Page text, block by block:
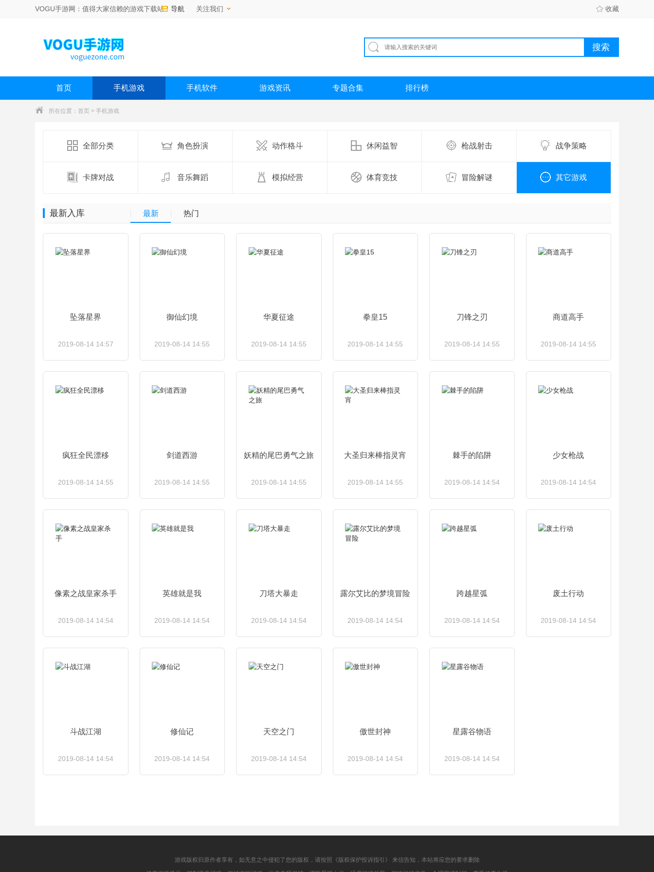
VOGU手游网：值得大家信赖的游戏下载站！ 导航 关注我们 收藏
首页 手机游戏 手机软件 游戏资讯 专题合集 排行榜
所在位置： 首页 > 手机游戏
全部分类 角色扮演 动作格斗 休闲益智 枪战射击 战争策略
卡牌对战 音乐舞蹈 模拟经营 体育竞技 冒险解谜 其它游戏
最新入库 最新 热门
坠落星界
2019-08-14 14:57
查看详情
御仙幻境
2019-08-14 14:55
查看详情
华夏征途
2019-08-14 14:55
查看详情
拳皇15
2019-08-14 14:55
查看详情
刀锋之刃
2019-08-14 14:55
查看详情
商道高手
2019-08-14 14:55
查看详情
疯狂全民漂移
2019-08-14 14:55
查看详情
剑道西游
2019-08-14 14:55
查看详情
妖精的尾巴勇气之旅
2019-08-14 14:55
查看详情
大圣归来棒指灵宵
2019-08-14 14:55
查看详情
棘手的陷阱
2019-08-14 14:54
查看详情
少女枪战
2019-08-14 14:54
查看详情
像素之战皇家杀手
2019-08-14 14:54
查看详情
英雄就是我
2019-08-14 14:54
查看详情
刀塔大暴走
2019-08-14 14:54
查看详情
露尔艾比的梦境冒险
2019-08-14 14:54
查看详情
跨越星弧
2019-08-14 14:54
查看详情
废土行动
2019-08-14 14:54
斗战江湖
2019-08-14 14:54
修仙记
2019-08-14 14:54
天空之门
2019-08-14 14:54
傲世封神
2019-08-14 14:54
星露谷物语
2019-08-14 14:54
游戏版权归原作者享有，如无意之中侵犯了您的版权，请按照《版权保护投诉指引》 来信告知，本站将应您的要求删除